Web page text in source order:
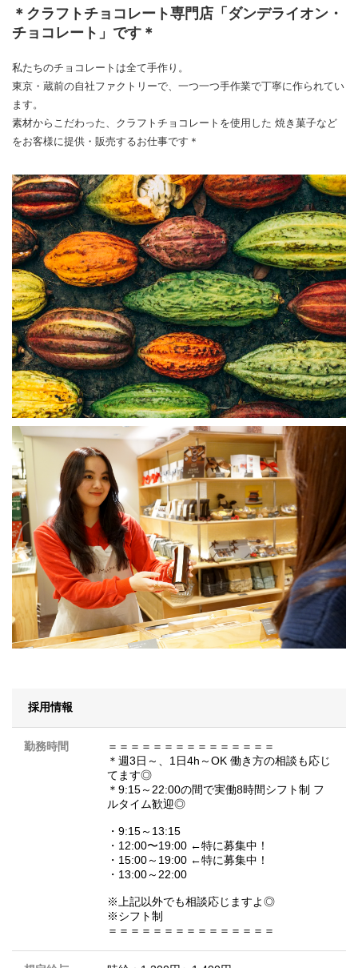
＊クラフトチョコレート専門店「ダンデライオン・
チョコレート」です＊
私たちのチョコレートは全て手作り。
東京・蔵前の自社ファクトリーで、一つ一つ手作業で丁寧に作られてい
ます。
素材からこだわった、クラフトチョコレートを使用した 焼き菓子など
をお客様に提供・販売するお仕事です＊
採用情報
勤務時間
＝＝＝＝＝＝＝＝＝＝＝＝＝＝＝
＊週3日～、1日4h～OK 働き方の相談も応じ
てます◎
＊9:15～22:00の間で実働8時間シフト制 フ
ルタイム歓迎◎
・9:15～13:15
・12:00〜19:00 ←特に募集中！
・15:00～19:00 ←特に募集中！
・13:00～22:00
※上記以外でも相談応じますよ◎
※シフト制
＝＝＝＝＝＝＝＝＝＝＝＝＝＝＝